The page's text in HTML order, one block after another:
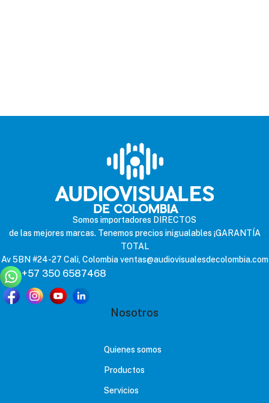
Somos importadores DIRECTOS
de las mejores marcas. Tenemos precios inigualables ¡GARANTÍA
TOTAL
Av 5BN #24-27 Cali, Colombiaventas@audiovisualesdecolombia.com
+57 350 6587468
Nosotros
Quienes somos
Productos
Servicios